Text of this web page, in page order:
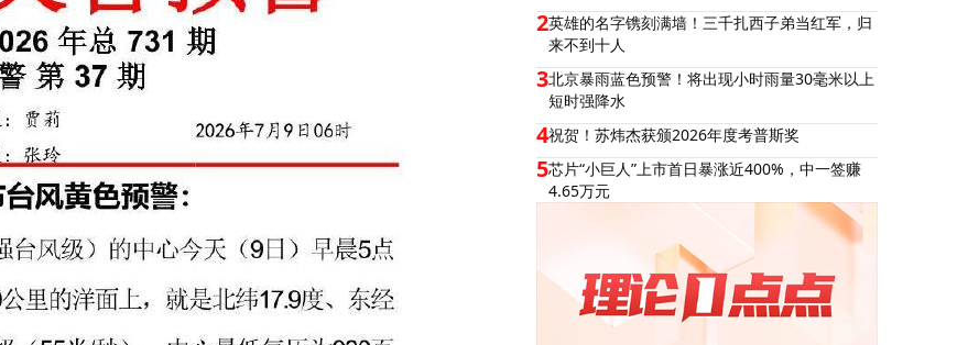
2英雄的名字镌刻满墙！三千扎西子弟当红军，归
来不到十人
3北京暴雨蓝色预警！将出现小时雨量30毫米以上
短时强降水
4祝贺！苏炜杰获颁2026年度考普斯奖
5芯片“小巨人”上市首日暴涨近400%，中一签赚
4.65万元